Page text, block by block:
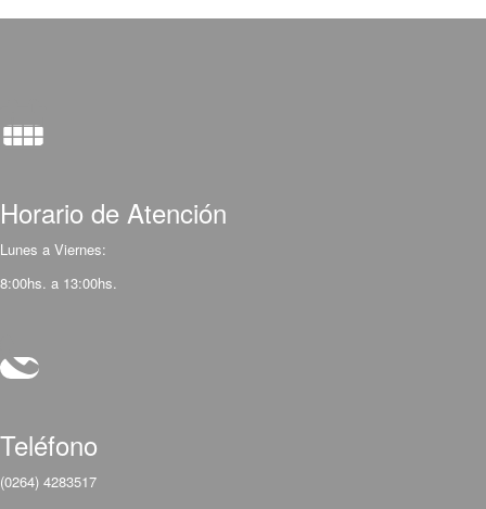
Horario de Atención
Lunes a Viernes:
8:00hs. a 13:00hs.
Teléfono
(0264) 4283517